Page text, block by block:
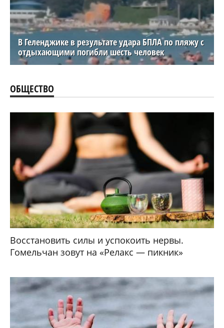
В Геленджике в результате удара БПЛА по пляжу с
отдыхающими погибли шесть человек
ОБЩЕСТВО
Восстановить силы и успокоить нервы.
Гомельчан зовут на «Релакс — пикник»